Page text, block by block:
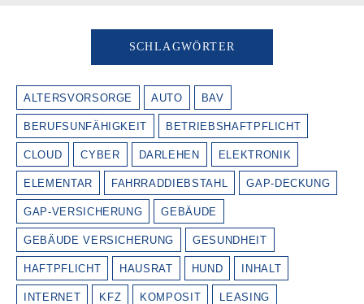
SCHLAGWÖRTER
ALTERSVORSORGE AUTO BAV
BERUFSUNFÄHIGKEIT BETRIEBSHAFTPFLICHT
CLOUD CYBER DARLEHEN ELEKTRONIK
ELEMENTAR FAHRRADDIEBSTAHL GAP-DECKUNG
GAP-VERSICHERUNG GEBÄUDE
GEBÄUDE VERSICHERUNG GESUNDHEIT
HAFTPFLICHT HAUSRAT HUND INHALT
INTERNET KFZ KOMPOSIT LEASING